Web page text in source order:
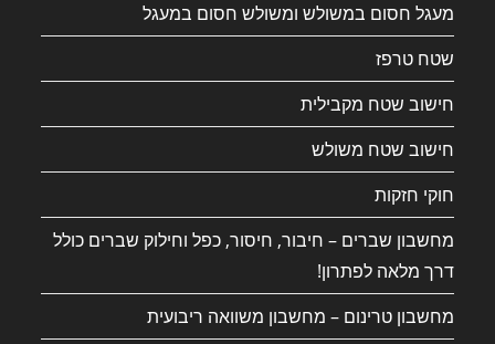
מעגל חסום במשולש ומשולש חסום במעגל
שטח טרפז
חישוב שטח מקבילית
חישוב שטח משולש
חוקי חזקות
מחשבון שברים – חיבור, חיסור, כפל וחילוק שברים כולל
דרך מלאה לפתרון!
מחשבון טרינום – מחשבון משוואה ריבועית